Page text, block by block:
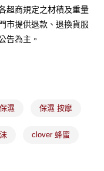
未通過，訂單將自動取
超商規定之材積及重量
市提供退款、退換貨服
告為主。
濕 保濕 按摩
clover 蜂蜜